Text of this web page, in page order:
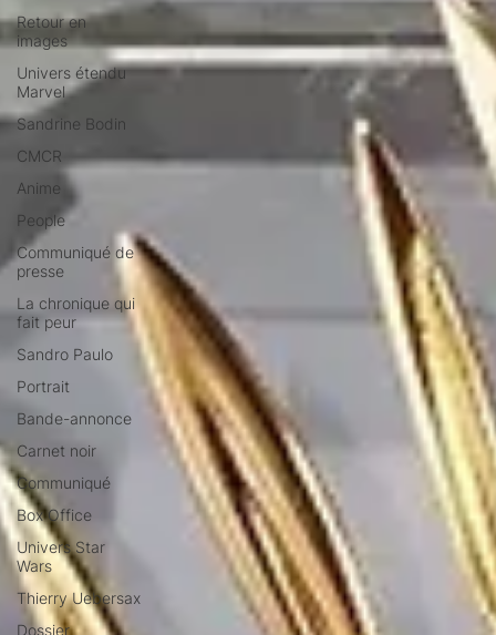
Retour en
images
Univers étendu
Marvel
Sandrine Bodin
CMCR
Anime
People
Communiqué de
presse
La chronique qui
fait peur
Sandro Paulo
Portrait
Bande-annonce
Carnet noir
Communiqué
Box Office
Univers Star
Wars
Thierry Uebersax
Dossier